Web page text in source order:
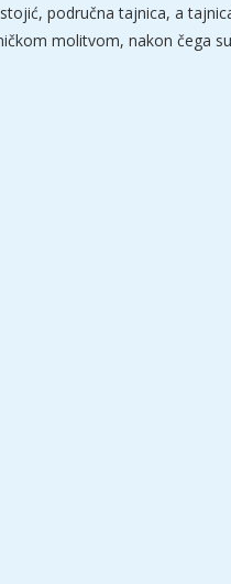
područna tajnica, a
molitvom, nakon čega